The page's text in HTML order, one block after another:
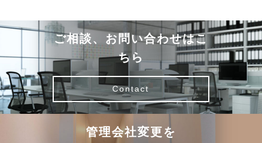
ご相談、お問い合わせはこ
ちら
Contact
管理会社変更を